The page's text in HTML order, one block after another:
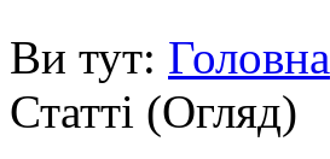
Ви тут: Головна
Статті (Огляд)